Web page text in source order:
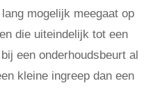
mogelijk meegaat op
die uiteindelijk tot een
een onderhoudsbeurt al
kleine ingreep dan een